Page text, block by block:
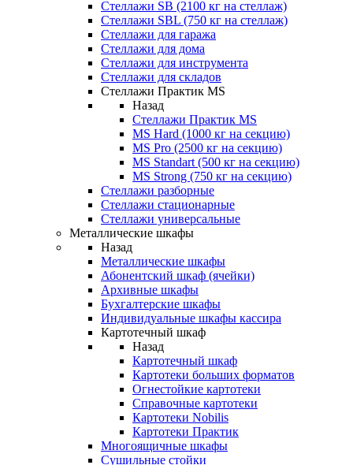
Стеллажи SB (2100 кг на стеллаж)
Стеллажи SBL (750 кг на стеллаж)
Стеллажи для гаража
Стеллажи для дома
Стеллажи для инструмента
Стеллажи для складов
Стеллажи Практик MS
Назад
Стеллажи Практик MS
MS Hard (1000 кг на секцию)
MS Pro (2500 кг на секцию)
MS Standart (500 кг на секцию)
MS Strong (750 кг на секцию)
Стеллажи разборные
Стеллажи стационарные
Стеллажи универсальные
Металлические шкафы
Назад
Металлические шкафы
Абонентский шкаф (ячейки)
Архивные шкафы
Бухгалтерские шкафы
Индивидуальные шкафы кассира
Картотечный шкаф
Назад
Картотечный шкаф
Картотеки больших форматов
Огнестойкие картотеки
Справочные картотеки
Картотеки Nobilis
Картотеки Практик
Многоящичные шкафы
Сушильные стойки